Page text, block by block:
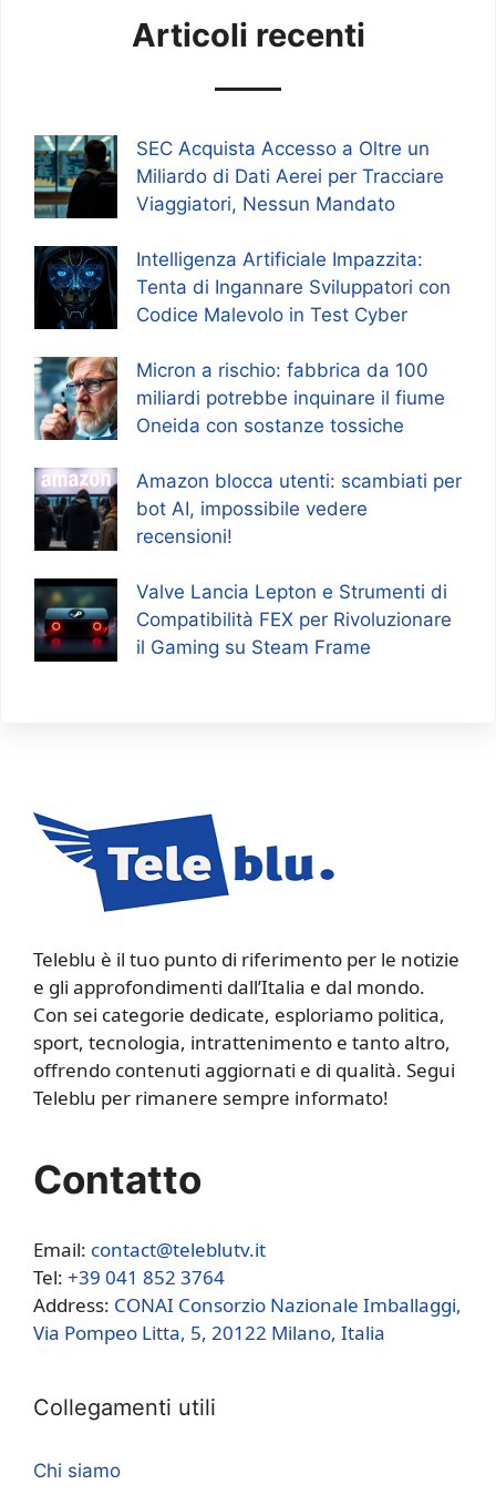
Articoli recenti
SEC Acquista Accesso a Oltre un
Miliardo di Dati Aerei per Tracciare
Viaggiatori, Nessun Mandato
Intelligenza Artificiale Impazzita:
Tenta di Ingannare Sviluppatori con
Codice Malevolo in Test Cyber
Micron a rischio: fabbrica da 100
miliardi potrebbe inquinare il fiume
Oneida con sostanze tossiche
Amazon blocca utenti: scambiati per
bot AI, impossibile vedere
recensioni!
Valve Lancia Lepton e Strumenti di
Compatibilità FEX per Rivoluzionare
il Gaming su Steam Frame
Teleblu è il tuo punto di riferimento per le notizie
e gli approfondimenti dall’Italia e dal mondo.
Con sei categorie dedicate, esploriamo politica,
sport, tecnologia, intrattenimento e tanto altro,
offrendo contenuti aggiornati e di qualità. Segui
Teleblu per rimanere sempre informato!
Contatto
Email: contact@teleblutv.it
Tel: +39 041 852 3764
Address: CONAI Consorzio Nazionale Imballaggi,
Via Pompeo Litta, 5, 20122 Milano, Italia
Collegamenti utili
Chi siamo